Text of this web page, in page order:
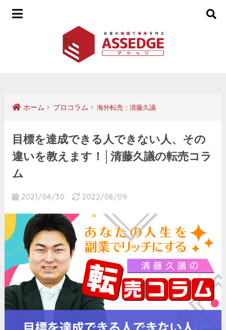
ホーム プロコラム 海外転売：清藤久議
目標を達成できる人できない人、その
違いを教えます！│清藤久議の転売コラ
ム
2021/04/30 2022/08/09